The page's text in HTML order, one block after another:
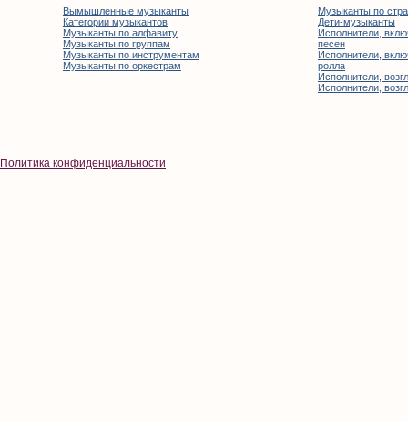
Вымышленные музыканты
Категории музыкантов
Музыканты по алфавиту
Музыканты по группам
Музыканты по инструментам
Музыканты по оркестрам
Музыканты по
Дети-музыканты
Исполнители,
песен
Исполнители,
ролла
Исполнители,
Исполнители,
Политика конфиденциальности